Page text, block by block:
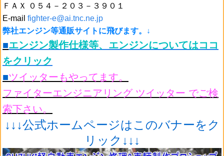
ＦＡＸ ０５４－２０３－３９０１
E-mail fighter-e@ai.tnc.ne.jp
弊社エンジン等通販サイトに飛びます。↓
■エンジン製作仕様等、エンジンについてはココ
をクリック
■ツイッターもやってます。
ファイターエンジニアリング ツイッター でご検
索下さい。
↓↓↓公式ホームページはこのバナーをク
リック↓↓↓